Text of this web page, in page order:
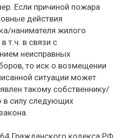
Если причиной пожара
действия
нанимателя жилого
т.ч. в связи с
неисправных
то иск о возмещении
ситуации может
такому собственнику/
в силу следующих